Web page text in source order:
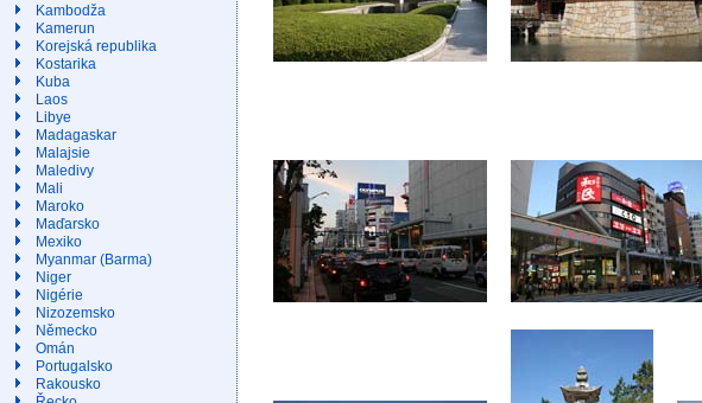
Kambodža
Kamerun
Korejská republika
Kostarika
Kuba
Laos
Libye
Madagaskar
Malajsie
Maledivy
Mali
Maroko
Maďarsko
Mexiko
Myanmar (Barma)
Niger
Nigérie
Nizozemsko
Německo
Omán
Portugalsko
Rakousko